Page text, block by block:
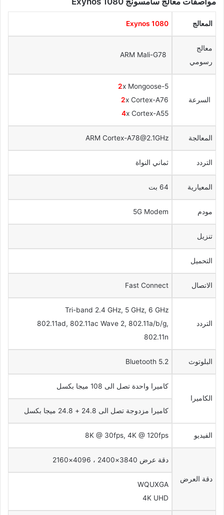
المعالج Exynos 1080
معالج
رسومي
السرعة
2x Mongoose-5
2x Cortex-A76
4x Cortex-A55
المعالجة ARM Cortex-A78@2.1GHz
التردد ثماني النواة
المعيارية 64 بت
مودم 5G Modem
تنزيل
التحميل
الاتصال Fast Connect
التردد
Tri-band 2.4 GHz, 5 GHz, 6 GHz
802.11ad, 802.11ac Wave 2, 802.11a/b/g,
802.11n
البلوتوث Bluetooth 5.2
الكاميرا
كاميرا واحدة تصل الى 108 ميجا بكسل
كاميرا مزدوجة تصل الى 24.8 + 24.8 ميجا بكسل
الفيديو 8K @ 30fps, 4K @ 120fps
دقة العرض
دقة عرض 3840×2400 ، 4096×2160
WQUXGA
4K UHD